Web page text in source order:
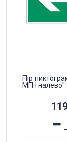
Flip
МГН налево"